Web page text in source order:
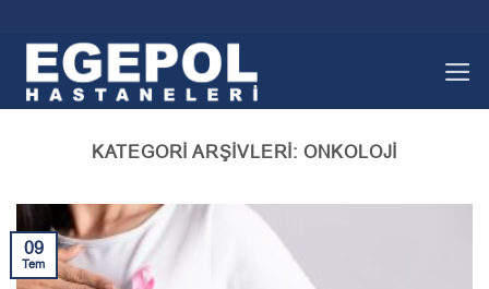
atla
KATEGORI ARŞIVLERI: ONKOLOJI
09
Tem